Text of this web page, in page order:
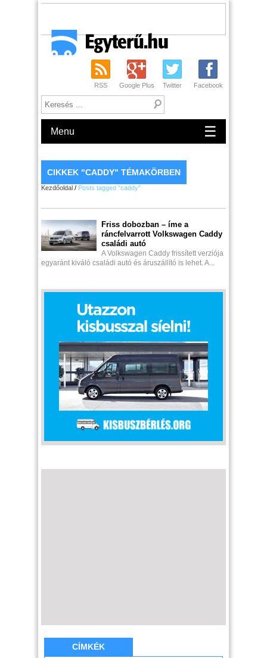
RSS Google Plus Twitter Facebook
Menu ☰
CIKKEK "CADDY" TÉMAKÖRBEN
Kezdőoldal / Posts tagged "caddy"
Friss dobozban – íme a
ráncfelvarrott Volkswagen Caddy
családi autó
A Volkswagen Caddy frissített verziója
egyaránt kiváló családi autó és áruszállító is lehet. A...
CÍMKÉK